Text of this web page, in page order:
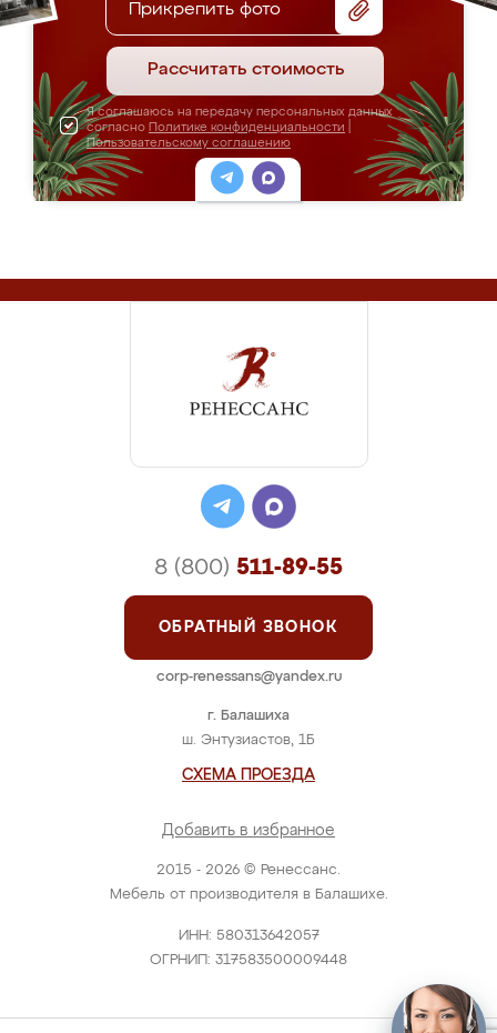
Прикрепить фото
Рассчитать стоимость
Я соглашаюсь на передачу персональных данных
согласно Политике конфиденциальности
Пользовательскому соглашению
2015 - 2026 © Ренессанс.
Мебель от производителя в Балашихе.
ИНН: 580313642057
ОГРНИП: 317583500009448
г. Балашиха
ш. Энтузиастов, 1Б
СХЕМА ПРОЕЗДА
Добавить в избранное
8 (800) 511-89-55
ОБРАТНЫЙ ЗВОНОК
corp-renessans@yandex.ru